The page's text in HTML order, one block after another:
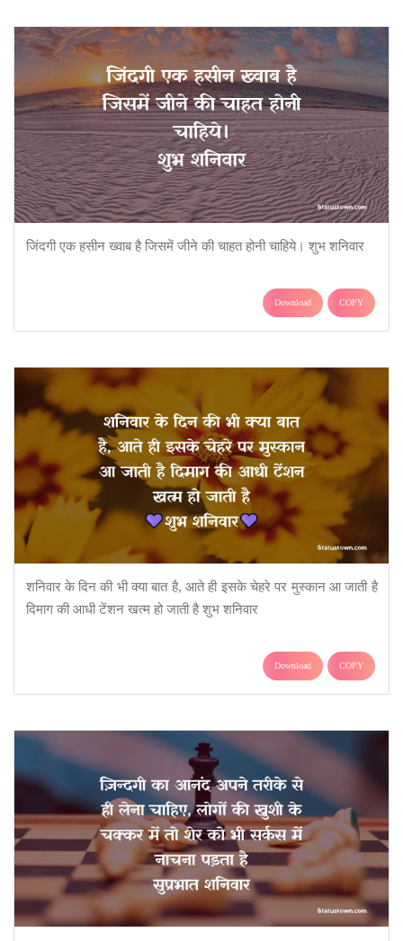
जिंदगी एक हसीन ख्वाब है जिसमें जीने की चाहत होनी चाहिये। शुभ शनिवार
Download COPY
शनिवार के दिन की भी क्या बात है, आते ही इसके चेहरे पर मुस्कान आ जाती है
दिमाग की आधी टेंशन खत्म हो जाती है शुभ शनिवार
Download COPY